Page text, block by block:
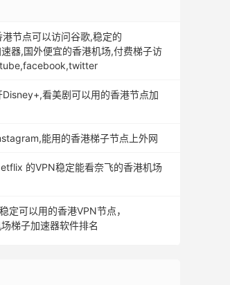
节点可以访问谷歌,稳定的
器,国外便宜的香港机场,付费梯子访
Disney+,看美剧可以用的香港节点加
能用的香港梯子节点上外网
的VPN稳定能看奈飞的香港机场
定可以用的香港VPN节点，
梯子加速器软件排名